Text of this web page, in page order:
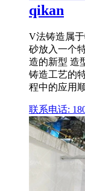
qikan
V法铸造属
砂放入一个
造的新型 造
铸造工艺的
程中的应用
联系电话: